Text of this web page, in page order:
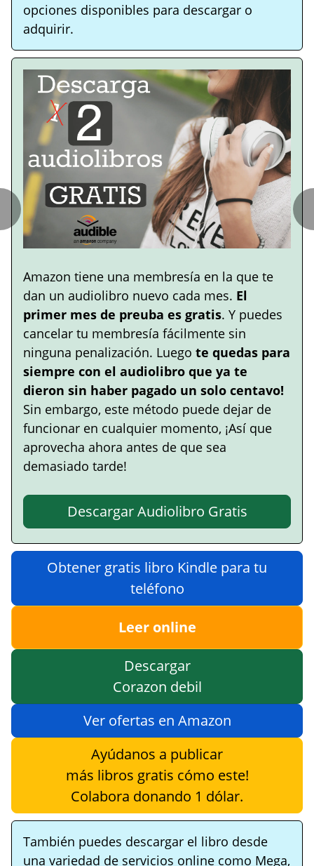
opciones disponibles para descargar o
adquirir.
Amazon tiene una membresía en la que te
dan un audiolibro nuevo cada mes. El
primer mes de preuba es gratis. Y puedes
cancelar tu membresía fácilmente sin
ninguna penalización. Luego te quedas para
siempre con el audiolibro que ya te
dieron sin haber pagado un solo centavo!
Sin embargo, este método puede dejar de
funcionar en cualquier momento, ¡Así que
aprovecha ahora antes de que sea
demasiado tarde!
Descargar Audiolibro Gratis
Obtener gratis libro Kindle para tu
teléfono
Leer online
Descargar
Corazon debil
Ver ofertas en Amazon
Ayúdanos a publicar
más libros gratis cómo este!
Colabora donando 1 dólar.
También puedes descargar el libro desde
una variedad de servicios online como Mega,